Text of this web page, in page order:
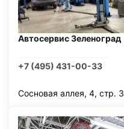
Автосервис Зеленоград
+7 (495) 431-00-33
Сосновая аллея, 4, стр. 3